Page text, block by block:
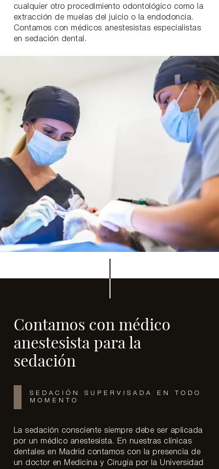
cualquier otro procedimiento odontológico como la
extracción de muelas del juicio o la endodoncia.
Contamos con médicos anestesistas especialistas
en sedación dental.
Contamos con médico
anestesista para la
sedación
SEDACIÓN SUPERVISADA EN TODO
MOMENTO
La sedación consciente siempre debe ser aplicada
por un médico anestesista. En nuestras clínicas
dentales en Madrid contamos con la presencia de
un doctor en Medicina y Cirugía por la Universidad